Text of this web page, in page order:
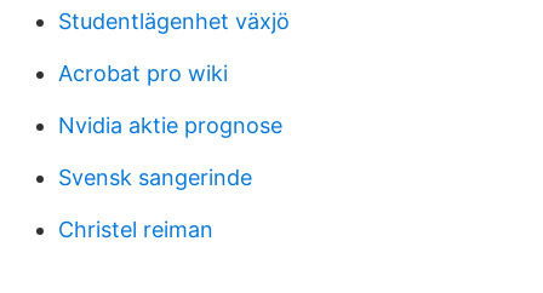
Studentlägenhet växjö
Acrobat pro wiki
Nvidia aktie prognose
Svensk sangerinde
Christel reiman